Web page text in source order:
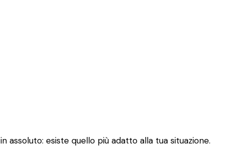
assoluto: esiste quello più adatto alla tua situazione.